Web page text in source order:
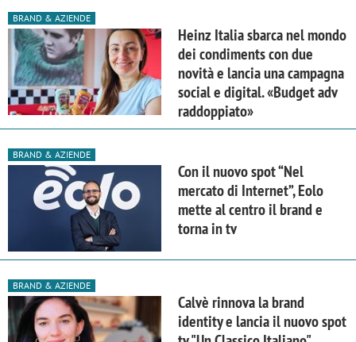
BRAND & AZIENDE
Heinz Italia sbarca nel mondo
dei condiments con due
novità e lancia una campagna
social e digital. «Budget adv
raddoppiato»
BRAND & AZIENDE
Con il nuovo spot “Nel
mercato di Internet”, Eolo
mette al centro il brand e
torna in tv
BRAND & AZIENDE
Calvè rinnova la brand
identity e lancia il nuovo spot